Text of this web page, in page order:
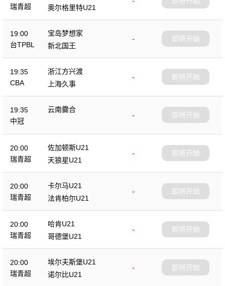
瑞青超
奥尔格里特U21
19:00
台TPBL
宝岛梦想家
-
新北国王
即将开始
19:35
CBA
浙江方兴渡
-
上海久事
即将开始
19:35
中冠
云南爨合
- 即将开始
20:00
瑞青超
佐加顿斯U21
-
天狼星U21
即将开始
20:00
瑞青超
卡尔马U21
-
法肯柏尔U21
即将开始
20:00
瑞青超
哈肯U21
-
哥德堡U21
即将开始
20:00
瑞青超
埃尔夫斯堡U21
-
诺尔比U21
即将开始